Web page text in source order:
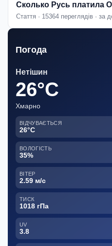
Сколько Русь платила
Стаття · 15364 переглядів · за
Погода
Нетішин
26°C
Хмарно
ВІДЧУВАЄТЬСЯ
26°C
ВОЛОГІСТЬ
35%
ВІТЕР
2.59 м/с
ТИСК
1018 гПа
UV
3.8